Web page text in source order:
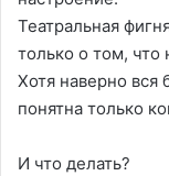
Театральная
только о том, что
Хотя наверно вся
понятна только
И что делать?